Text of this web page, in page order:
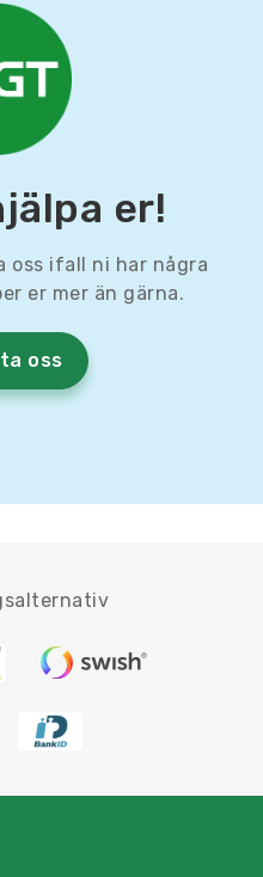
er!
oss ifall ni har några
er mer än gärna.
oss